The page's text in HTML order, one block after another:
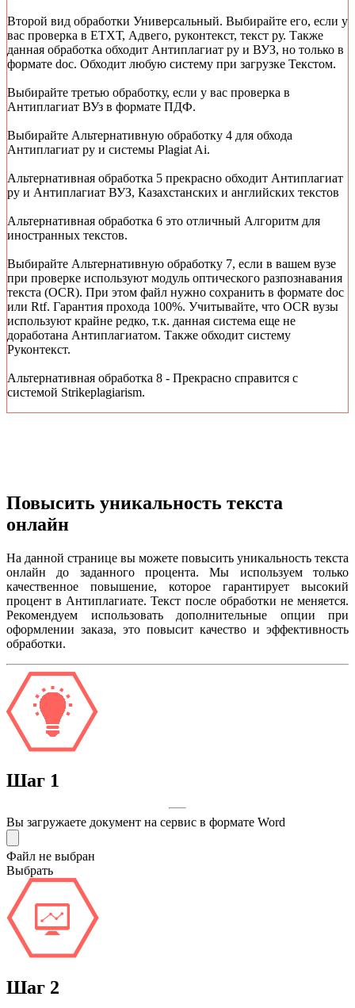
Второй вид обработки Универсальный. Выбирайте его, если у
вас проверка в ЕТХТ, Адвего, руконтекст, текст ру. Также
данная обработка обходит Антиплагиат ру и ВУЗ, но только в
формате doc. Обходит любую систему при загрузке Текстом.
Выбирайте третью обработку, если у вас проверка в
Антиплагиат ВУз в формате ПДФ.
Выбирайте Альтернативную обработку 4 для обхода
Антиплагиат ру и системы Plagiat Ai.
Альтернативная обработка 5 прекрасно обходит Антиплагиат
ру и Антиплагиат ВУЗ, Казахстанских и английских текстов
Альтернативная обработка 6 это отличный Алгоритм для
иностранных текстов.
Выбирайте Альтернативную обработку 7, если в вашем вузе
при проверке используют модуль оптического разпознавания
текста (OCR). При этом файл нужно сохранить в формате doc
или Rtf. Гарантия прохода 100%. Учитывайте, что OCR вузы
используют крайне редко, т.к. данная система еще не
доработана Антиплагиатом. Также обходит систему
Руконтекст.
Альтернативная обработка 8 - Прекрасно справится с
системой Strikeplagiarism.
Повысить уникальность текста
онлайн
На данной странице вы можете повысить уникальность текста
онлайн до заданного процента. Мы используем только
качественное повышение, которое гарантирует высокий
процент в Антиплагиате. Текст после обработки не меняется.
Рекомендуем использовать дополнительные опции при
оформлении заказа, это повысит качество и эффективность
обработки.
Шаг 1
Вы загружаете документ на сервис в формате Word
Файл не выбран
Выбрать
Шаг 2